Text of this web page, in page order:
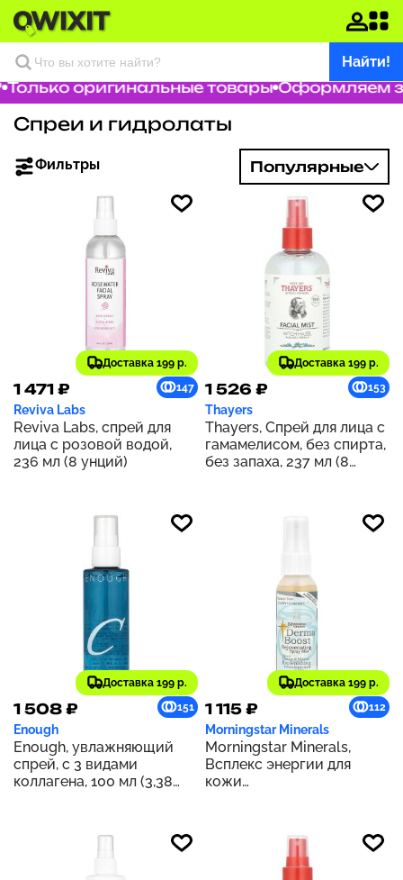
Найти!
оригинальные товары Оформляем
Спреи и гидролаты
Фильтры Популярные
Доставка 199 р.
1 471 ₽ 147
Reviva Labs
Reviva Labs, спрей для
лица с розовой водой,
236 мл (8 унций)
Доставка 199 р.
1 526 ₽ 153
Thayers
Thayers, Спрей для лица с
гамамелисом, без спирта,
без запаха, 237 мл (8
Доставка 199 р.
1 508 ₽ 151
Enough
Enough, увлажняющий
спрей, с 3 видами
коллагена, 100 мл (3,38
Доставка 199 р.
1 115 ₽ 112
Morningstar Minerals
Morningstar Minerals,
Всплекс энергии для
кожи